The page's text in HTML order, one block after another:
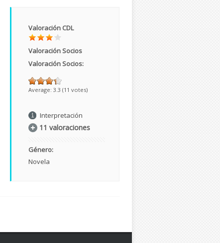
Valoración CDL
Valoración Socios
Valoración Socios:
Average: 3.3 (11 votes)
Interpretación
11 valoraciones
Género:
Novela